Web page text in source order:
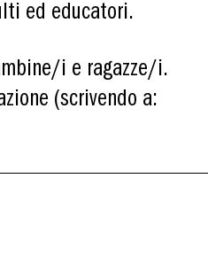
ed educatori.
i e ragazze/i.
(scrivendo a: